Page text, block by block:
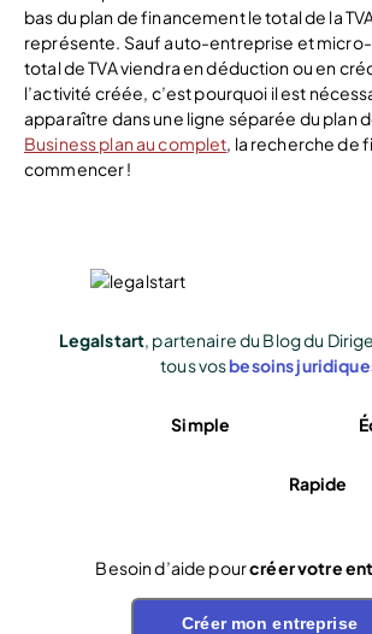
bas du plan de financement le total de la
représente. Sauf auto-entreprise et
total de TVA viendra en déduction ou en
l’activité créée, c’est pourquoi il est
apparaître dans une ligne séparée du plan
Business plan au complet, la recherche de
commencer !
Legalstart, partenaire du Blog du
tous vosbesoins
Simple
Rapide
Besoin d’aide pourcréer votre
Créer mon entreprise